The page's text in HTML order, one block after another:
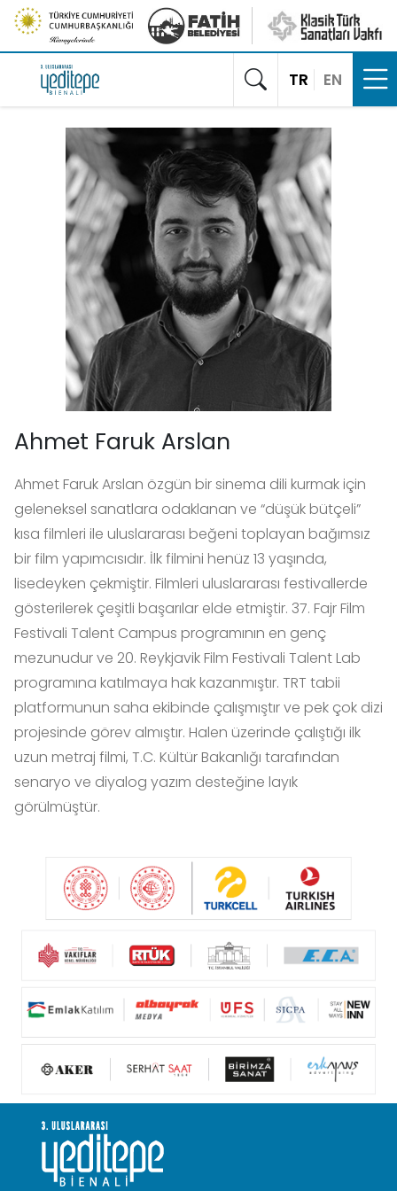
TR EN
Ahmet Faruk Arslan
Ahmet Faruk Arslan özgün bir sinema dili kurmak için
geleneksel sanatlara odaklanan ve “düşük bütçeli”
kısa filmleri ile uluslararası beğeni toplayan bağımsız
bir film yapımcısıdır. İlk filmini henüz 13 yaşında,
lisedeyken çekmiştir. Filmleri uluslararası festivallerde
gösterilerek çeşitli başarılar elde etmiştir. 37. Fajr Film
Festivali Talent Campus programının en genç
mezunudur ve 20. Reykjavik Film Festivali Talent Lab
programına katılmaya hak kazanmıştır. TRT tabii
platformunun saha ekibinde çalışmıştır ve pek çok dizi
projesinde görev almıştır. Halen üzerinde çalıştığı ilk
uzun metraj filmi, T.C. Kültür Bakanlığı tarafından
senaryo ve diyalog yazım desteğine layık
görülmüştür.